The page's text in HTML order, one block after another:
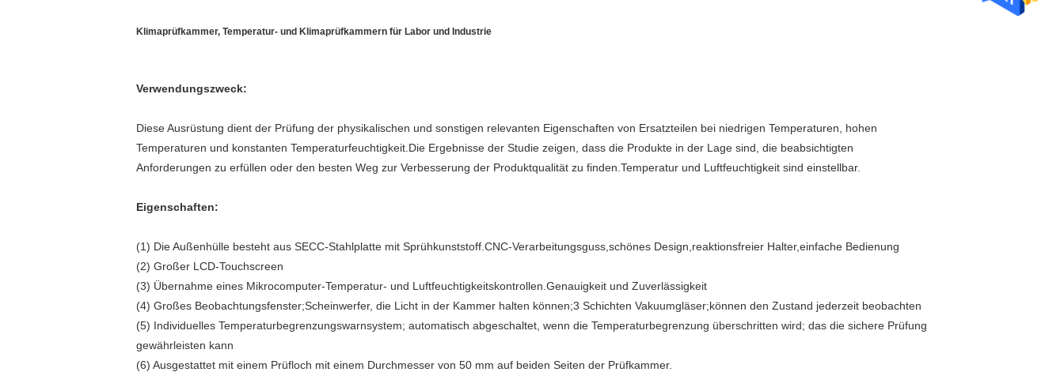
Klimaprüfkammer, Temperatur- und Klimaprüfkammern für Labor und Industrie
Verwendungszweck:
Diese Ausrüstung dient der Prüfung der physikalischen und sonstigen relevanten Eigenschaften von Ersatzteilen bei niedrigen Temperaturen, hohen
Temperaturen und konstanten Temperaturfeuchtigkeit.Die Ergebnisse der Studie zeigen, dass die Produkte in der Lage sind, die beabsichtigten
Anforderungen zu erfüllen oder den besten Weg zur Verbesserung der Produktqualität zu finden.Temperatur und Luftfeuchtigkeit sind einstellbar.
Eigenschaften:
(1) Die Außenhülle besteht aus SECC-Stahlplatte mit Sprühkunststoff.CNC-Verarbeitungsguss,schönes Design,reaktionsfreier Halter,einfache Bedienung
(2) Großer LCD-Touchscreen
(3) Übernahme eines Mikrocomputer-Temperatur- und Luftfeuchtigkeitskontrollen.Genauigkeit und Zuverlässigkeit
(4) Großes Beobachtungsfenster;Scheinwerfer, die Licht in der Kammer halten können;3 Schichten Vakuumgläser;können den Zustand jederzeit beobachten
(5) Individuelles Temperaturbegrenzungswarnsystem; automatisch abgeschaltet, wenn die Temperaturbegrenzung überschritten wird; das die sichere Prüfung
gewährleisten kann
(6) Ausgestattet mit einem Prüfloch mit einem Durchmesser von 50 mm auf beiden Seiten der Prüfkammer.